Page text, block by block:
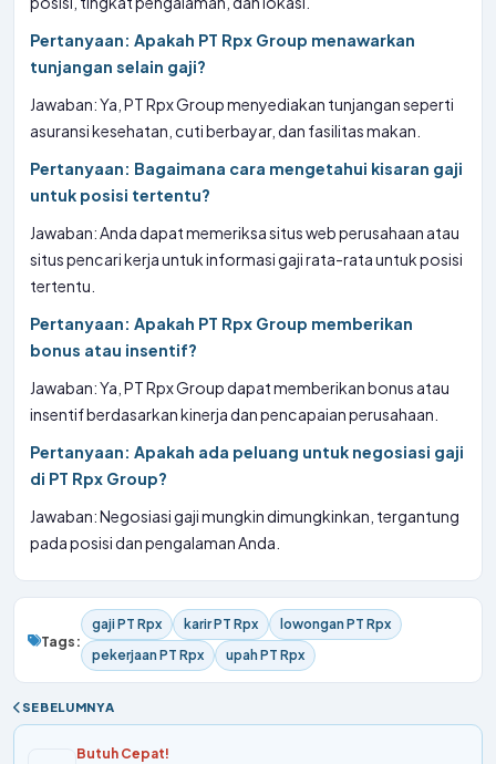
Pertanyaan: Apakah PT Rpx Group menawarkan
tunjangan selain gaji?
Jawaban: Ya, PT Rpx Group menyediakan tunjangan seperti
asuransi kesehatan, cuti berbayar, dan fasilitas makan.
Pertanyaan: Bagaimana cara mengetahui kisaran gaji
untuk posisi tertentu?
Jawaban: Anda dapat memeriksa situs web perusahaan atau
situs pencari kerja untuk informasi gaji rata-rata untuk posisi
tertentu.
Pertanyaan: Apakah PT Rpx Group memberikan
bonus atau insentif?
Jawaban: Ya, PT Rpx Group dapat memberikan bonus atau
insentif berdasarkan kinerja dan pencapaian perusahaan.
Pertanyaan: Apakah ada peluang untuk negosiasi gaji
di PT Rpx Group?
Jawaban: Negosiasi gaji mungkin dimungkinkan, tergantung
pada posisi dan pengalaman Anda.
Tags:
gaji PT Rpx karir PT Rpx
lowongan PT Rpx
pekerjaan PT Rpx
upah PT Rpx
SEBELUMNYA
Butuh Cepat!